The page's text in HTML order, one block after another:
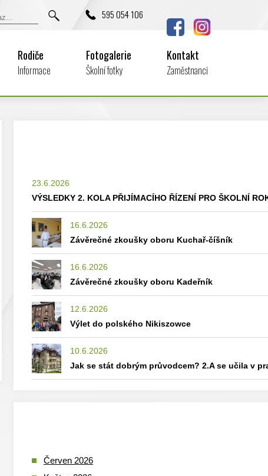
595 054 106
Rodiče
Informace
Fotogalerie
Školní fotky
Kontakt
Zaměstnanci
23.6.2026
VÝSLEDKY 2. KOLA PŘIJÍMACÍHO ŘÍZENÍ PRO ŠKOLNÍ
16.6.2026
Závěrečné zkoušky oboru Kuchař-číšník
16.6.2026
Závěrečné zkoušky oboru Kadeřník
12.6.2026
Výlet do polského Nikiszowce
10.6.2026
Jak se stát dobrým průvodcem? 2.A se učila v
Červen 2026